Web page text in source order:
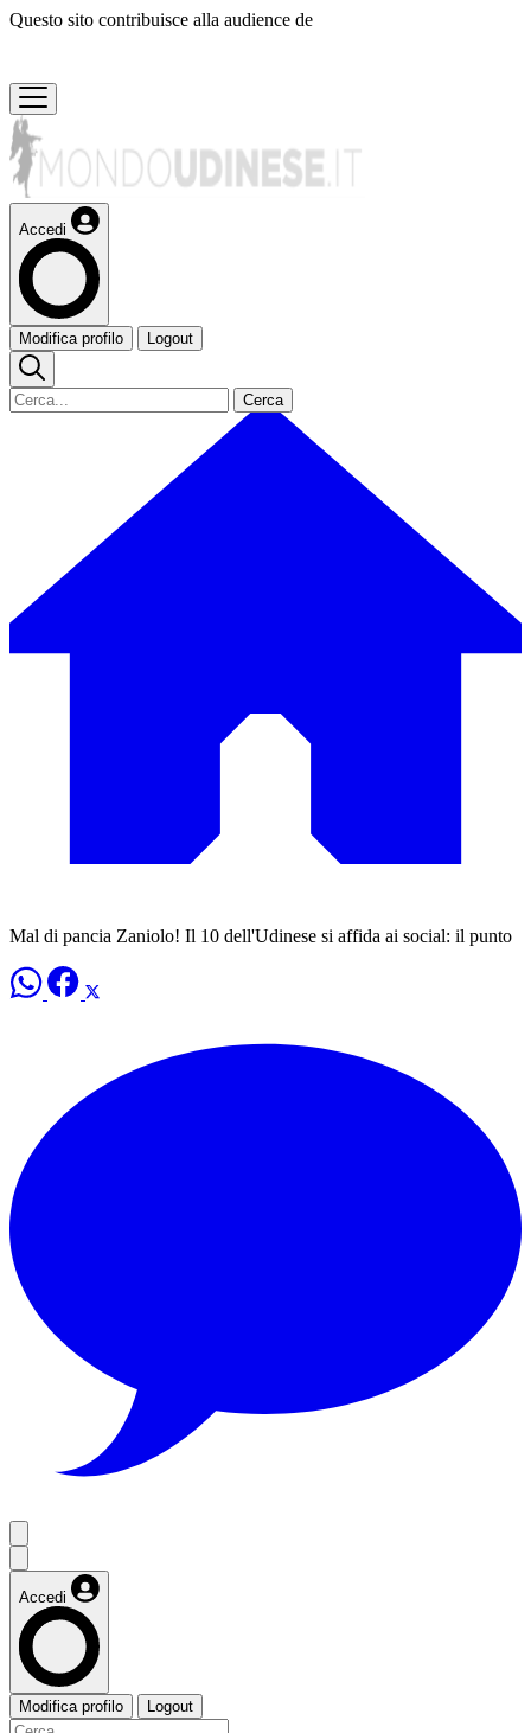
Questo sito contribuisce alla audience de
Accedi
Modifica profilo Logout
Cerca
Mal di pancia Zaniolo! Il 10 dell'Udinese si affida ai social: il punto
Accedi
Modifica profilo Logout